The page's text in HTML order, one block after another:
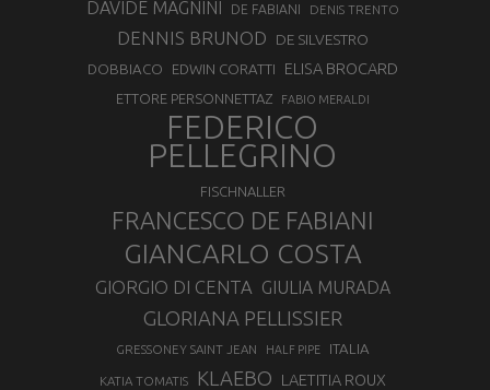
DAVIDE MAGNINI DE FABIANI DENIS TRENTO
DENNIS BRUNOD DE SILVESTRO
DOBBIACO EDWIN CORATTI ELISA BROCARD
ETTORE PERSONNETTAZ FABIO MERALDI
FEDERICO
PELLEGRINO
FISCHNALLER
FRANCESCO DE FABIANI
GIANCARLO COSTA
GIORGIO DI CENTA GIULIA MURADA
GLORIANA PELLISSIER
GRESSONEY SAINT JEAN HALF PIPE ITALIA
KATIA TOMATIS KLAEBO LAETITIA ROUX